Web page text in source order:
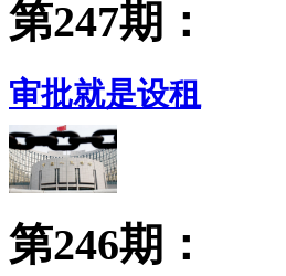
第247期：
审批就是设租
第246期：